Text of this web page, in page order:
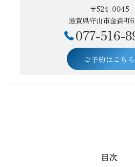
〒524-0045
滋賀県守山市金森町
077-516-
ご予約はこちら
目次